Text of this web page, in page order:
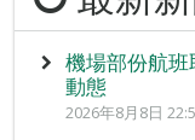
機場部份航
動態
2026年8月8日